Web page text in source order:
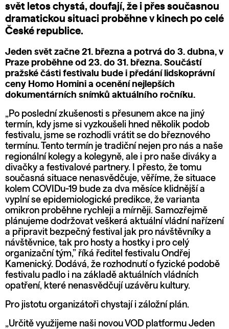
svět letos chystá, doufají, že i přes současnou
dramatickou situaci proběhne v kinech po celé
České republice.
Jeden svět začne 21. března a potrvá do 3. dubna, v
Praze proběhne od 23. do 31. března. Součástí
pražské části festivalu bude i předání lidskoprávní
ceny Homo Homini a ocenění nejlepších
dokumentárních snímků aktuálního ročníku.
„Po poslední zkušenosti s přesunem akce na jiný
termín, kdy jsme si vyzkoušeli hned několik podob
festivalu, jsme se rozhodli vrátit se do březnového
termínu. Tento termín je tradiční nejen pro nás a naše
regionální kolegy a kolegyně, ale i pro naše diváky a
divačky a festivalové partnery. I přesto, že tomu
současná situace nenasvědčuje, věříme, že situace
kolem COVIDu-19 bude za dva měsíce klidnější a
vyplní se epidemiologické predikce, že varianta
omikron proběhne rychleji a mírněji. Samozřejmě
plánujeme dodržovat veškerá aktuální vládní nařízení
a připravit bezpečný festival jak pro návštěvníky a
návštěvnice, tak pro hosty a hostky i pro celý
organizační tým,” říká ředitel festivalu Ondřej
Kamenický. Dodává, že rozhodnutí o fyzické podobě
festivalu padlo i na základě aktuálních vládních
opatření, které nenasvědčují uzávěru kultury.
Pro jistotu organizátoři chystají i záložní plán.
„Určitě využijeme naši novou VOD platformu Jeden